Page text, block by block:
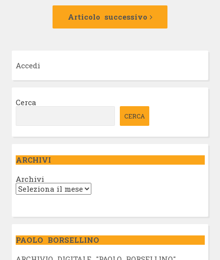
Articolo successivo
Articolo
Accedi
Cerca
CERCA
ARCHIVI
Archivi
PAOLO BORSELLINO